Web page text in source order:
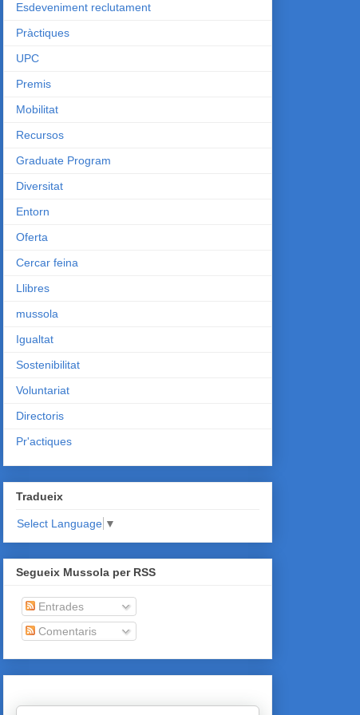
Esdeveniment reclutament
Pràctiques
UPC
Premis
Mobilitat
Recursos
Graduate Program
Diversitat
Entorn
Oferta
Cercar feina
Llibres
mussola
Igualtat
Sostenibilitat
Voluntariat
Directoris
Pr'actiques
Tradueix
Select Language ▼
Segueix Mussola per RSS
Entrades
Comentaris